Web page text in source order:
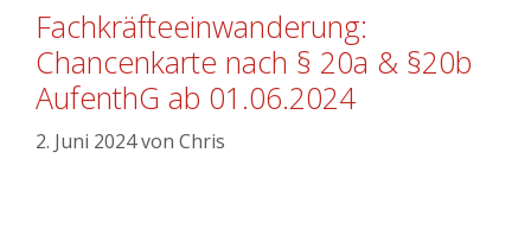
Fachkräfteeinwanderung:
Chancenkarte nach § 20a & §20b
AufenthG ab 01.06.2024
2. Juni 2024von Chris